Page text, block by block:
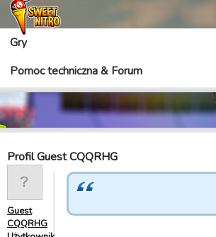
Gry
Pomoc techniczna & Forum
Profil Guest CQQRHG
Guest
CQQRHG